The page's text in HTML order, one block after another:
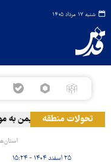
شنبه ۱۷ مرداد ۱۴۰۵
تحولات منطقه
حمله ارتش یمن به
۲۵ اسفند ۱۴۰۴ - ۱۵:۲۴